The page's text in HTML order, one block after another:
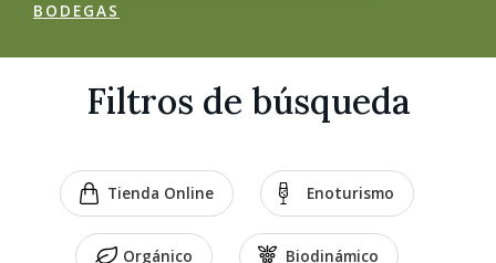
BODEGAS
Filtros de búsqueda
Tienda Online Enoturismo
Orgánico Biodinámico